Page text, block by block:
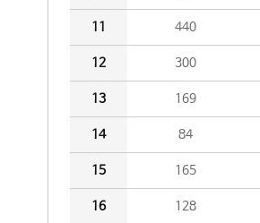
11 440
12 300
13 169
14 84
15 165
16 128